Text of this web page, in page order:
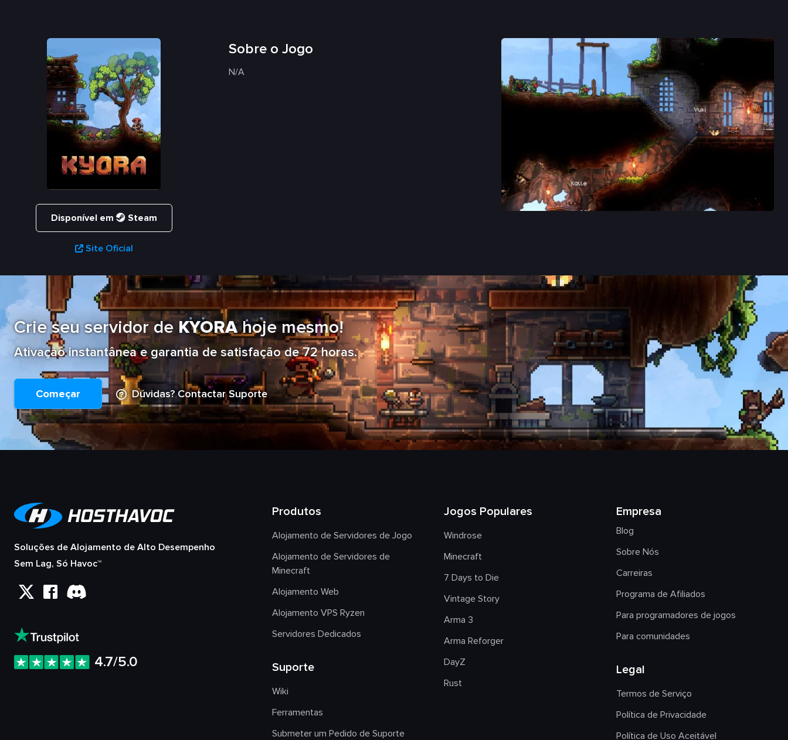
Disponível em Steam
Site Oficial
Sobre o Jogo
N/A
Crie seu servidor de KYORAhoje mesmo!
Ativação instantânea e garantia de satisfação de 72 horas.
Começar Dúvidas? Contactar Suporte
Soluções de Alojamento de Alto Desempenho
Sem Lag, Só Havoc™
4.7/5.0
Produtos
Alojamento de Servidores de Jogo
Alojamento de Servidores de
Minecraft
Alojamento Web
Alojamento VPS Ryzen
Servidores Dedicados
Suporte
Wiki
Ferramentas
Submeter um Pedido de Suporte
Jogos Populares
Windrose
Minecraft
7 Days to Die
Vintage Story
Arma 3
Arma Reforger
DayZ
Rust
Empresa
Blog
Sobre Nós
Carreiras
Programa de Afiliados
Para programadores de jogos
Para comunidades
Legal
Termos de Serviço
Política de Privacidade
Política de Uso Aceitável